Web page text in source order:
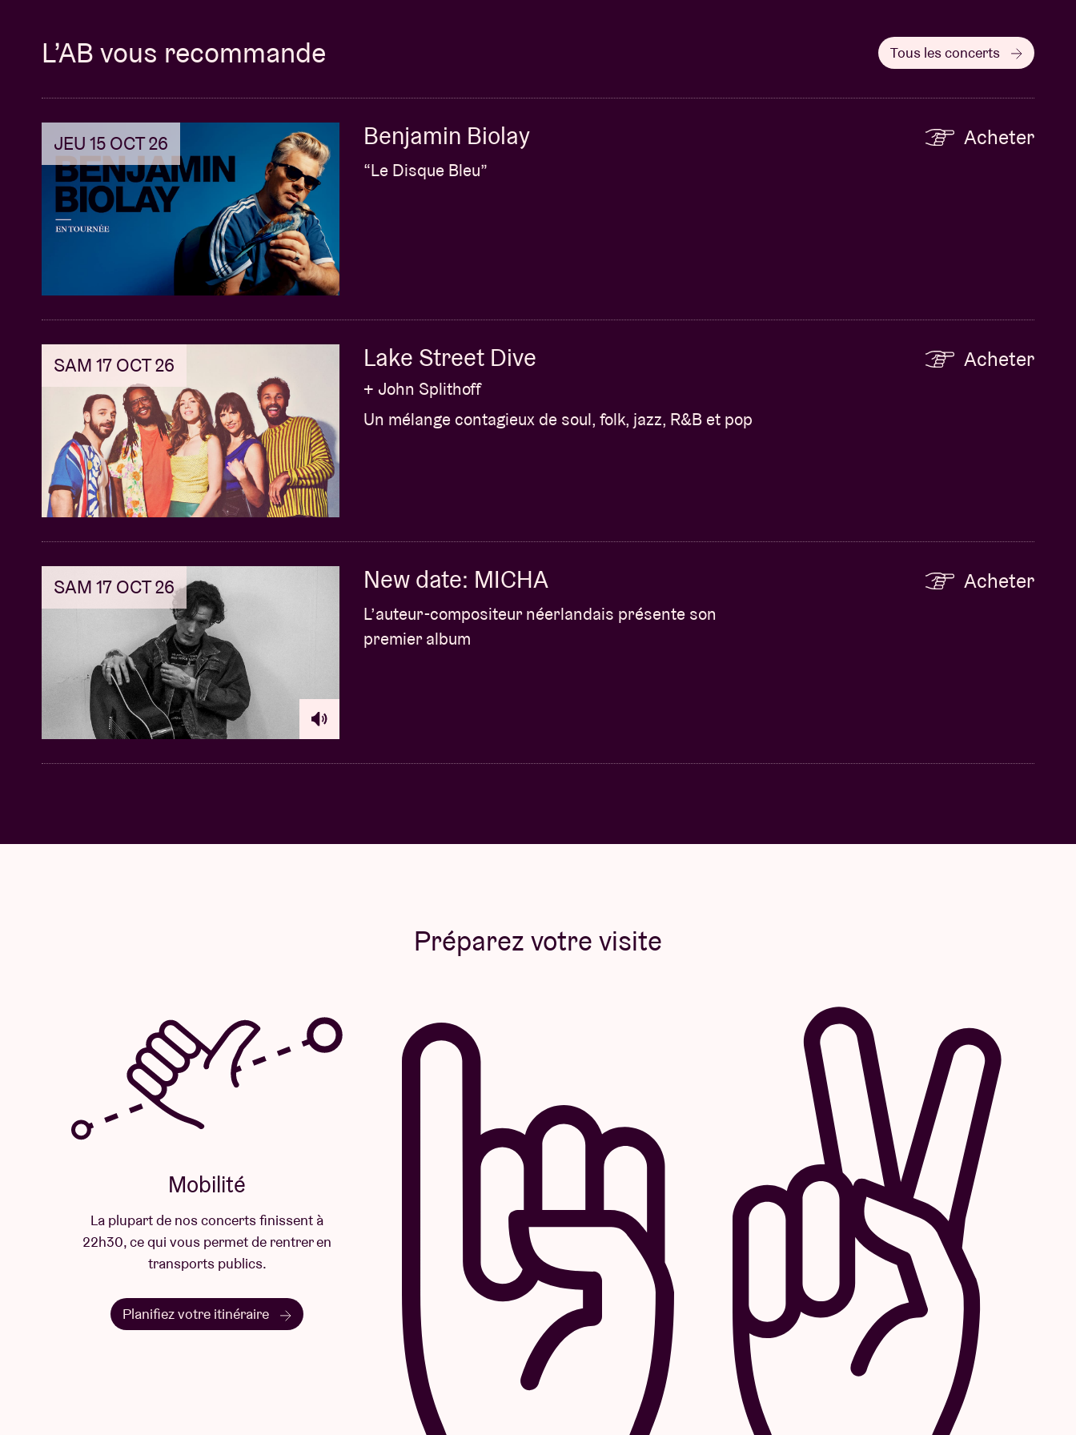
Accès à la salle avant les détenteurs d’un ticket standard
L’accessoire préféré de Kim Petras
Un laminé VIP souvenir et sa lanière collector
Accès au merchandise avant le public (si disponible)
Des hôtesses sur place & un point de collecte pour le merchandising
Les packages ne sont NI ECHANGEABLES NI REMBOURSABLES.
Les remboursements ne seront possibles qu’en cas d’annulation du show ou des packages.
présenter en personne et être en possession de leur carte d’identité afin de retirer le
contenu de leur package. Un mail avec toutes les instructions sera envoyé à chaque client la
semaine précédant le concert.
L’AB vous recommande Tous les concerts
JEU 15 OCT 26 Benjamin Biolay
“Le Disque Bleu”
Acheter
SAM 17 OCT 26 Lake Street Dive
+ John Splithoff
Un mélange contagieux de soul, folk, jazz, R&B et pop
Acheter
SAM 17 OCT 26 New date: MICHA
L’auteur-compositeur néerlandais présente son
premier album
Acheter
Préparez votre visite
Mobilité
La plupart de nos concerts finissent à
22h30, ce qui vous permet de rentrer en
transports publics.
Planifiez votre itinéraire